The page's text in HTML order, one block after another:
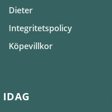
Dieter
Integritetspolicy
Köpevillkor